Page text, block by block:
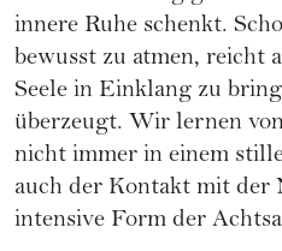
innere Ruhe schenkt.
bewusst zu atmen, reicht
Seele in Einklang zu
überzeugt. Wir lernen
nicht immer in einem
auch der Kontakt mit der
intensive Form der